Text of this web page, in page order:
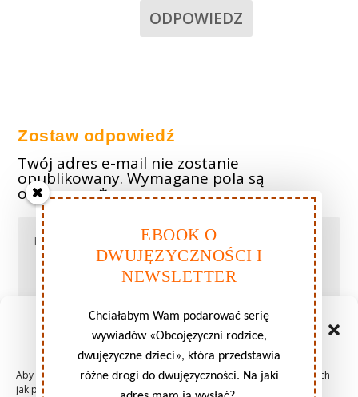
Zarządzaj zgodami plików
cookie
Aby zapewnić jak najlepsze wrażenia, korzystamy z technologii, takich
jak pliki cookie, do przechowywania i/lub uzyskiwania dostępu do
ODPOWIEDZ
Zostaw odpowiedź
Twój adres e-mail nie zostanie
opublikowany. Wymagane pola są
oznaczone*
EBOOK O
DWUJĘZYCZNOŚCI I
NEWSLETTER
Chciałabym Wam podarować serię
wywiadów «Obcojęzyczni rodzice,
dwujęzyczne dzieci», która przedstawia
różne drogi do dwujęzyczności. Na jaki